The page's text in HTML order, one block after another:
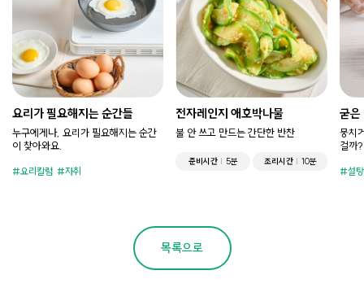
요리가 필요해지는 순간들
누구에게나, 요리가 필요해지는 순간
이 찾아와요.
요리칼럼 자취
전자레인지 애호박나물
불 안 쓰고 만드는 간단한 반찬
준비시간 5분 조리시간 10분
굳은
뭉치
걸까?
설탕
목록으로